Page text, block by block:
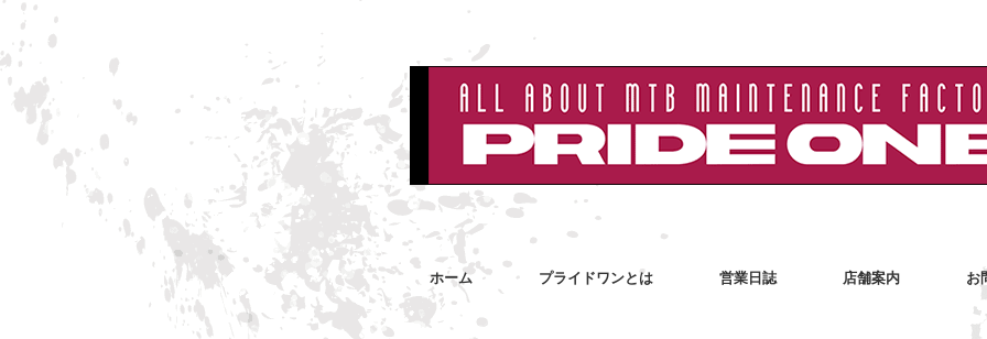
ホーム プライドワンとは 営業日誌 店舗案内 お